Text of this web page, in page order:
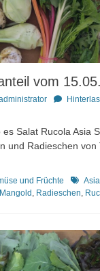
vom
Salat Rucola Asia
und Radieschen von
und Früchte
Mangold , Radieschen,